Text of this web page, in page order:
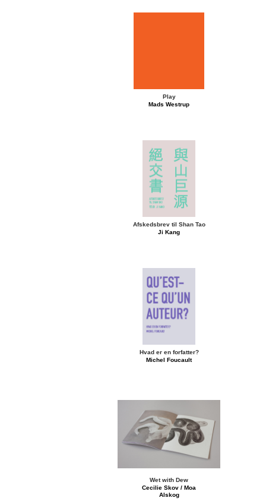
Play
Mads Westrup
Afskedsbrev til Shan Tao
Ji Kang
Hvad er en forfatter?
Michel Foucault
Wet with Dew
Cecilie Skov / Moa
Alskog